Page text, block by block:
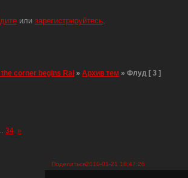
или зарегистрируйтесь.
corner begins Rai »Архив тем »Флуд [ 3 ]
34 »
Поделиться2010-01-21 18:47:26